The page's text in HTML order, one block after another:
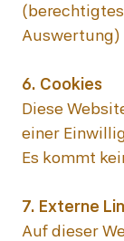
Auswertung)
Diese
einer
Es kommt
Auf dieser